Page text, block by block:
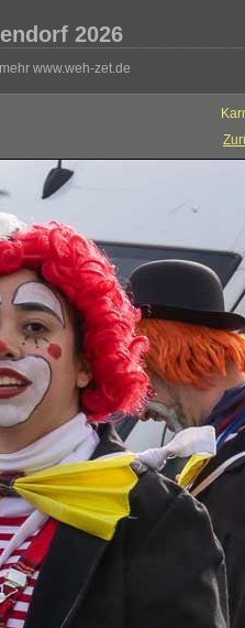
2026
www.weh-zet.de